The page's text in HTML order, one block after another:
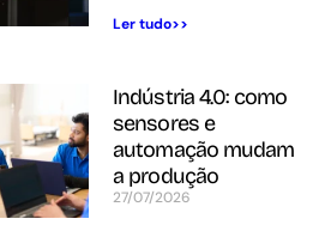
Ler tudo>>
Indústria 4.0: como
sensores e
automação mudam
a produção
27/07/2026